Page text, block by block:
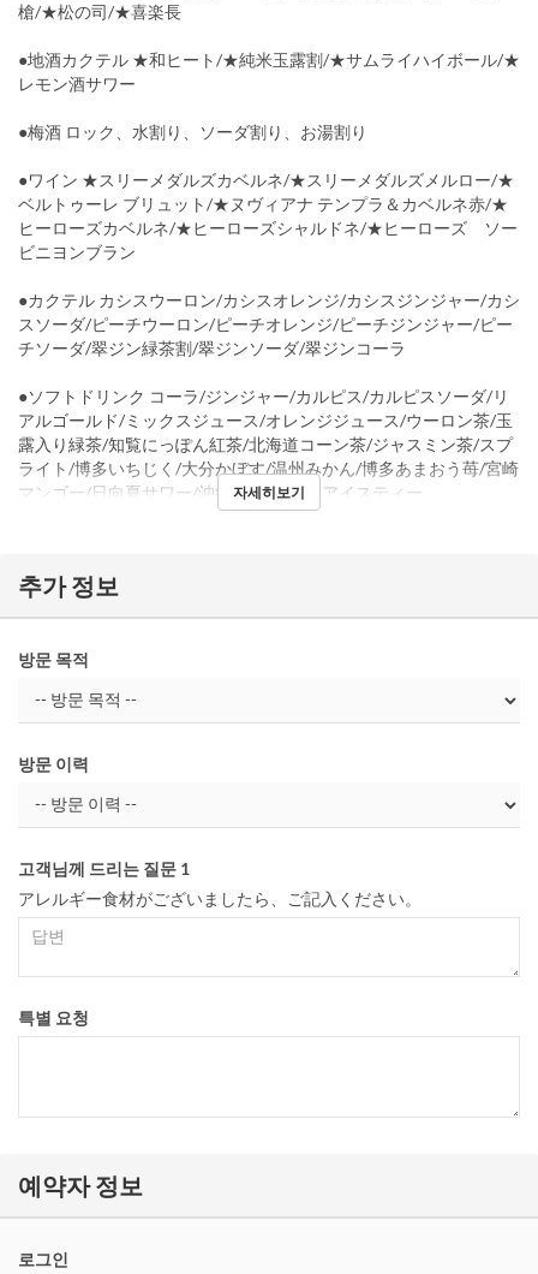
槍/★松の司/★喜楽長
●地酒カクテル ★和ヒート/★純米玉露割/★サムライハイボール/★
レモン酒サワー
●梅酒 ロック、水割り、ソーダ割り、お湯割り
●ワイン ★スリーメダルズカベルネ/★スリーメダルズメルロー/★
ベルトゥーレ ブリュット/★ヌヴィアナ テンプラ＆カベルネ赤/★
ヒーローズカベルネ/★ヒーローズシャルドネ/★ヒーローズ ソー
ビニヨンブラン
●カクテル カシスウーロン/カシスオレンジ/カシスジンジャー/カシ
スソーダ/ピーチウーロン/ピーチオレンジ/ピーチジンジャー/ピー
チソーダ/翠ジン緑茶割/翠ジンソーダ/翠ジンコーラ
●ソフトドリンク コーラ/ジンジャー/カルピス/カルピスソーダ/リ
アルゴールド/ミックスジュース/オレンジジュース/ウーロン茶/玉
露入り緑茶/知覧にっぽん紅茶/北海道コーン茶/ジャスミン茶/スプ
ライト/博多いちじく/大分かぼす/温州みかん/博多あまおう苺/宮崎
マンゴー/日向夏サワー/沖縄パイン/南国アイスティー
자세히보기
추가 정보
방문 목적
방문 이력
고객님께 드리는 질문 1
アレルギー食材がございましたら、ご記入ください。
특별 요청
예약자 정보
로그인